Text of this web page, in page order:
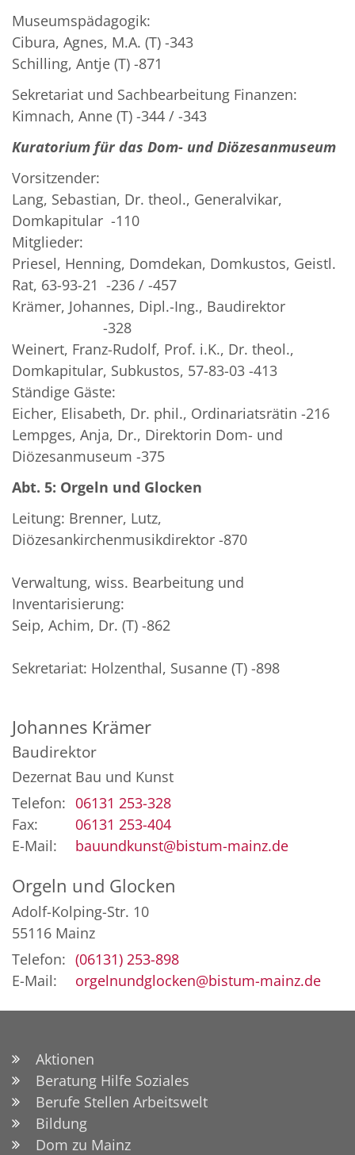
Museumspädagogik:
Cibura, Agnes, M.A. (T) -343
Schilling, Antje (T) -871
Sekretariat und Sachbearbeitung Finanzen:
Kimnach, Anne (T) -344 / -343
Kuratorium für das Dom- und Diözesanmuseum
Vorsitzender:
Lang, Sebastian, Dr. theol., Generalvikar,
Domkapitular -110
Mitglieder:
Priesel, Henning, Domdekan, Domkustos, Geistl.
Rat, 63-93-21 -236 / -457
Krämer, Johannes, Dipl.-Ing., Baudirektor
-328
Weinert, Franz-Rudolf, Prof. i.K., Dr. theol.,
Domkapitular, Subkustos, 57-83-03 -413
Ständige Gäste:
Eicher, Elisabeth, Dr. phil., Ordinariatsrätin -216
Lempges, Anja, Dr., Direktorin Dom- und
Diözesanmuseum -375
Abt. 5: Orgeln und Glocken
Leitung: Brenner, Lutz,
Diözesankirchenmusikdirektor -870
Verwaltung, wiss. Bearbeitung und
Inventarisierung:
Seip, Achim, Dr. (T) -862
Sekretariat: Holzenthal, Susanne (T) -898
Johannes Krämer
Baudirektor
Dezernat Bau und Kunst
Telefon: 06131 253-328
Fax:
06131 253-404
E-Mail:
bauundkunst@bistum-mainz.de
Orgeln und Glocken
Adolf-Kolping-Str. 10
55116 Mainz
Telefon: (06131) 253-898
E-Mail:
orgelnundglocken@bistum-mainz.de
Aktionen
Beratung Hilfe Soziales
Berufe Stellen Arbeitswelt
Bildung
Dom zu Mainz